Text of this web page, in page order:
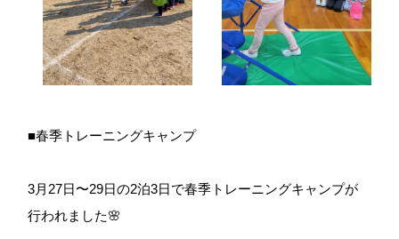
■春季トレーニングキャンプ
3月27日〜29日の2泊3日で春季トレーニングキャンプが
行われました🌸